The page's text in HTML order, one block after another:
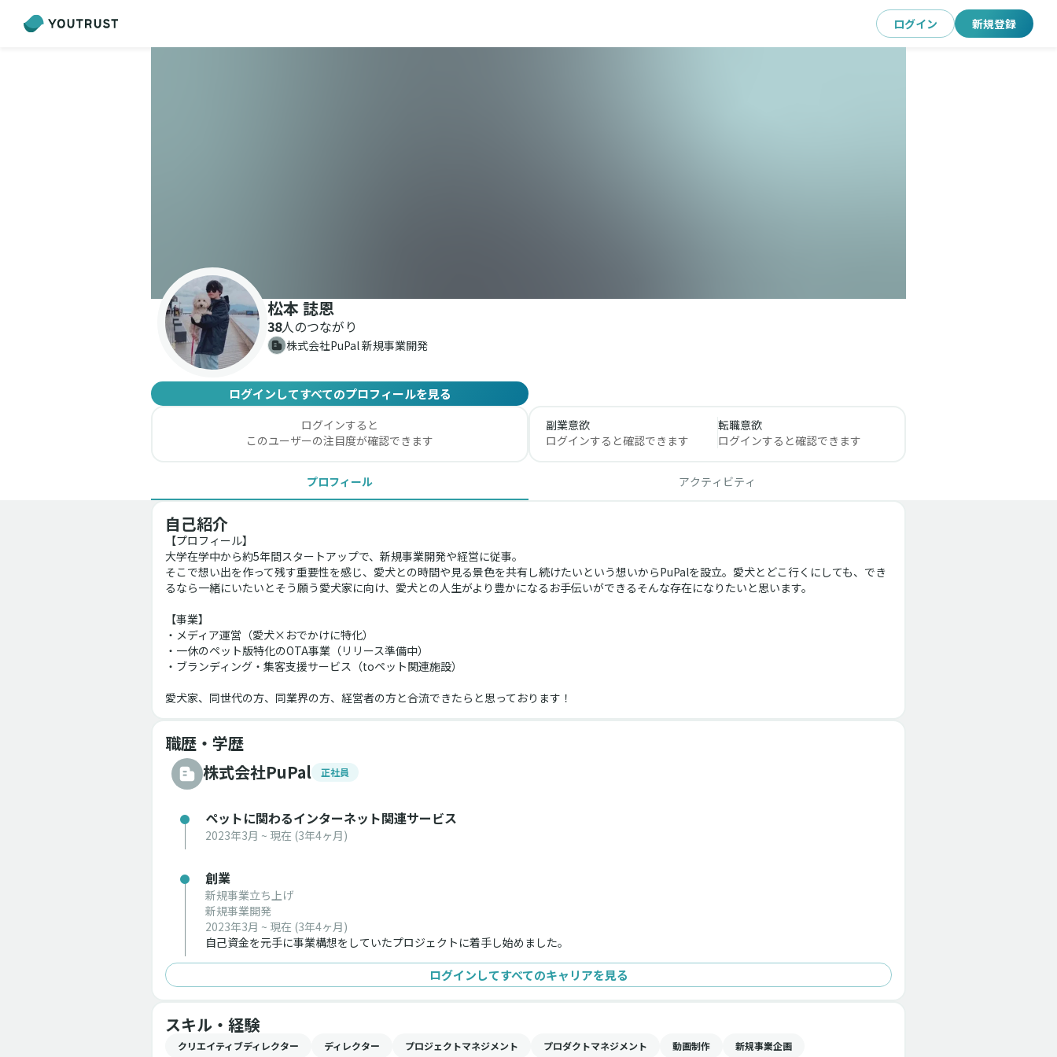
ログイン 新規登録
松本 誌恩
38人のつながり
株式会社PuPal 新規事業開発
ログインしてすべてのプロフィールを見る
ログインすると
このユーザーの注目度が確認できます
副業意欲
ログインすると確認できます
転職意欲
ログインすると確認できます
プロフィール アクティビティ
自己紹介
【プロフィール】
大学在学中から約5年間スタートアップで、新規事業開発や経営に従事。
そこで想い出を作って残す重要性を感じ、愛犬との時間や見る景色を共有し続けたいという想いからPuPalを設立。愛犬とどこ行くにしても、でき
るなら一緒にいたいとそう願う愛犬家に向け、愛犬との人生がより豊かになるお手伝いができるそんな存在になりたいと思います。
【事業】
・メディア運営（愛犬×おでかけに特化）
・一休のペット版特化のOTA事業（リリース準備中）
・ブランディング・集客支援サービス（toペット関連施設）
愛犬家、同世代の方、同業界の方、経営者の方と合流できたらと思っております！
職歴・学歴
株式会社PuPal
正社員
ペットに関わるインターネット関連サービス
2023年3月 ~ 現在 (3年4ヶ月)
創業
新規事業立ち上げ
新規事業開発
2023年3月 ~ 現在 (3年4ヶ月)
自己資金を元手に事業構想をしていたプロジェクトに着手し始めました。
ログインしてすべてのキャリアを見る
スキル・経験
クリエイティブディレクター ディレクター プロジェクトマネジメント プロダクトマネジメント 動画制作 新規事業企画